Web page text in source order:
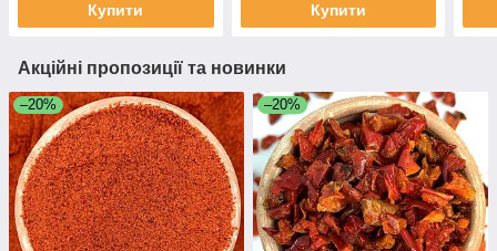
Купити Купити
Акційні пропозиції та новинки
–20% –20%